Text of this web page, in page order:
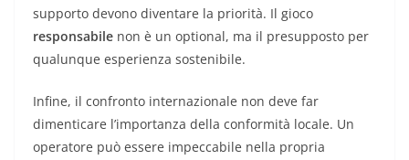
supporto devono diventare la priorità. Il gioco
responsabile non è un optional, ma il presupposto per
qualunque esperienza sostenibile.
Infine, il confronto internazionale non deve far
dimenticare l’importanza della conformità locale. Un
operatore può essere impeccabile nella propria